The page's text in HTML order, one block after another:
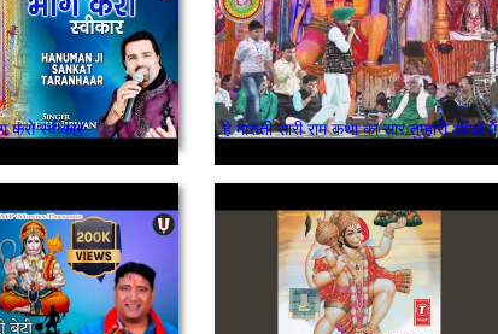
करो स्वीकार हे मारुती सारी राम कथा का सार तुम्हारी आँखों में